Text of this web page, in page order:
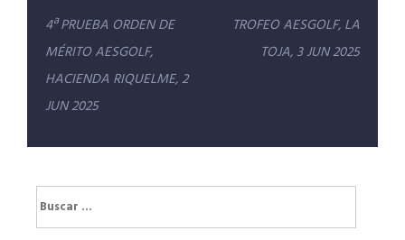
Navegación
de
entradas
4ª PRUEBA ORDEN DE
MÉRITO AESGOLF,
HACIENDA RIQUELME, 2
JUN 2025
TROFEO AESGOLF, LA
TOJA, 3 JUN 2025
Buscar: